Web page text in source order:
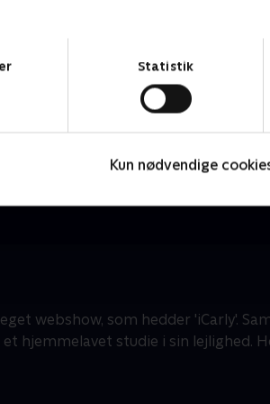
Statistik
Kun nødvendige
webshow, som hedder 'iCarly'.
hjemmelavet studie i sin lejlighed.